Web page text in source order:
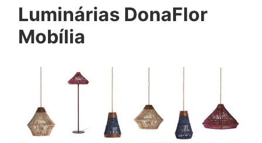
Luminárias DonaFlor
Mobília